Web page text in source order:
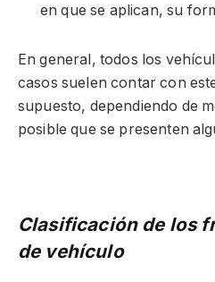
en que se aplican, su
En general, todos los
casos suelen contar con
supuesto, dependiendo de
posible que se presenten
Clasificación de los
de vehículo